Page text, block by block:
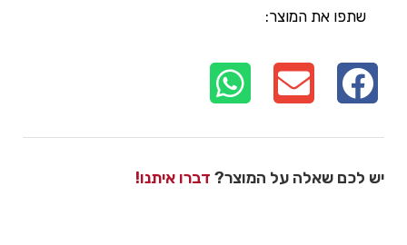
שתפו את המוצר:
יש לכם שאלה על המוצר? דברו איתנו!